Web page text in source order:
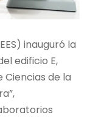
inauguró la
edificio E,
de la